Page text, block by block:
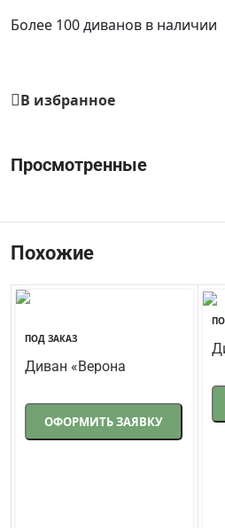
Более 100 диванов в наличии
В избранное
Просмотренные
Похожие
ПОД ЗАКАЗ
Диван «Верона
ОФОРМИТЬ ЗАЯВКУ